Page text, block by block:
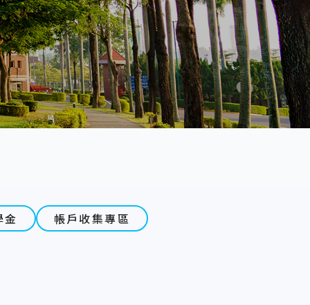
金 帳戶收集專區